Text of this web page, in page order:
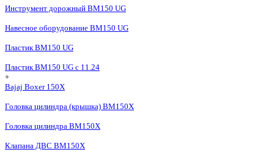
Инструмент дорожный BM150 UG
Навесное оборудование BM150 UG
Пластик BM150 UG
Пластик BM150 UG c 11.24
+
Bajaj Boxer 150X
Головка цилиндра (крышка) BM150X
Головка цилиндра BM150X
Клапана ДВС BM150X